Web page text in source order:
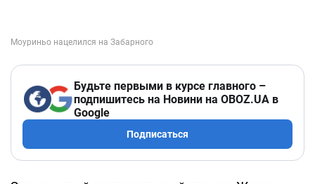
Будьте первыми в курсе главного –
подпишитесь на Новини на OBOZ.UA в
Google
Подписаться